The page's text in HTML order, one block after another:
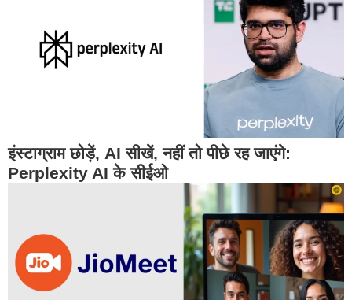
इंस्टाग्राम छोड़ें, AI सीखें, नहीं तो पीछे रह जाएंगे:
Perplexity AI के सीईओ